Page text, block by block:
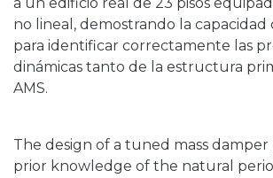
no lineal, demostrando la
para identificar correctamente las
dinámicas tanto de la estructura
AMS.
The design of a tuned mass
prior knowledge of the natural